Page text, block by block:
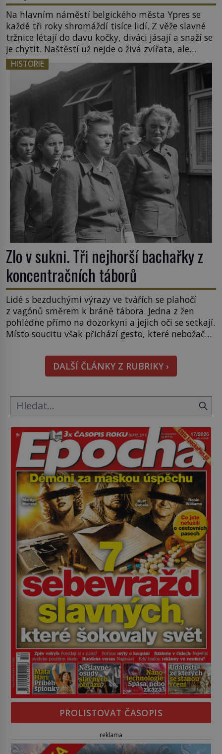
Na hlavním náměstí belgického města Ypres se
každé tři roky shromáždí tisíce lidí. Z věže slavné
tržnice létají do davu kočky, diváci jásají a snaží se
je chytit. Naštěstí už nejde o živá zvířata, ale
jenom o plyšové suvenýry. Kdysi to ale bylo jinak.
Tato veselá podívaná připomíná jeden z
nejpodivnějších a zároveň nejkrutějších zvyků […]
HISTORIE
Zlo v sukni. Tři nejhorší bachařky z
koncentračních táborů
Lidé s bezduchými výrazy ve tvářích se plahočí
z vagónů směrem k bráně tábora. Jedna z žen
pohlédne přímo na dozorkyni a jejich oči se setkají.
Místo soucitu však přichází gesto, které nebožačku
Rudolf Höss (1901–1947), Josef Mengele (1911–
1979) či Heinrich Himmler (1900–1945) zná každý,
o koho se historie jen otřela. Jenže […]
DALŠÍ ČLÁNKY Z RUBRIKY ›
PROLISTOVAT ČASOPIS
reklama